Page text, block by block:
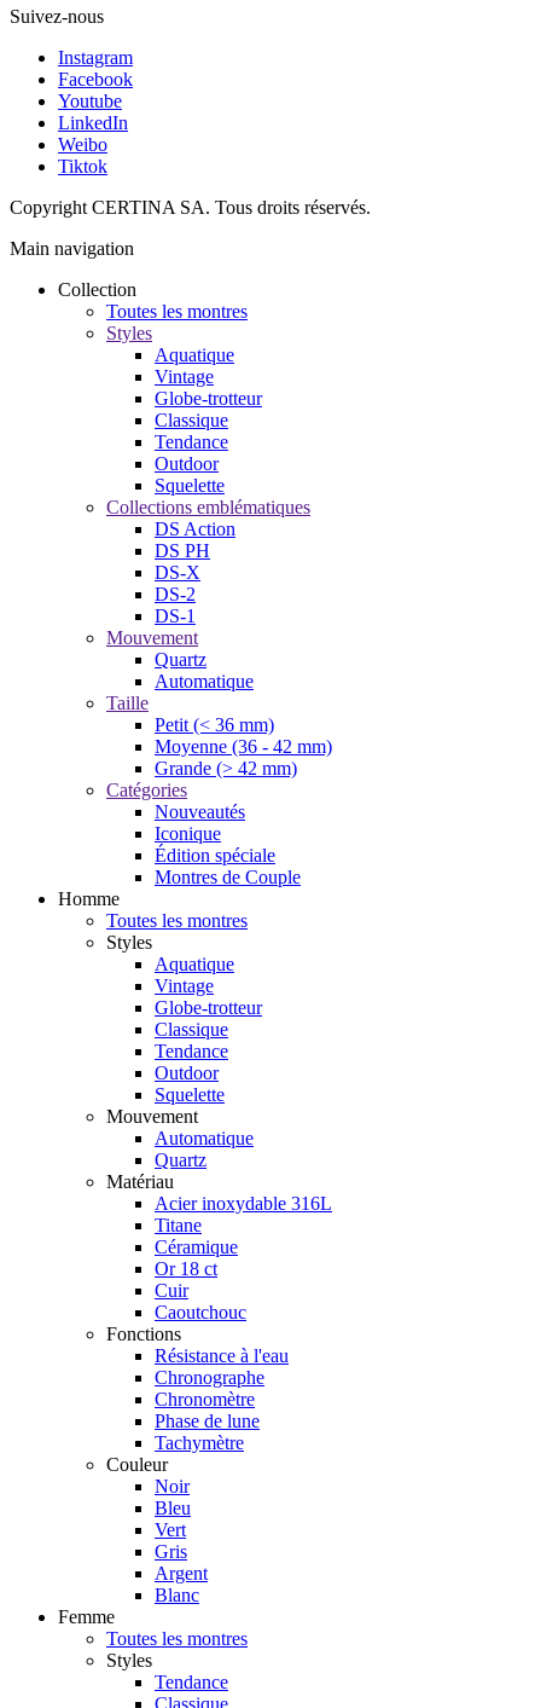
Suivez-nous
Instagram
Facebook
Youtube
LinkedIn
Weibo
Tiktok
Copyright CERTINA SA. Tous droits réservés.
Main navigation
Collection
Toutes les montres
Styles
Aquatique
Vintage
Globe-trotteur
Classique
Tendance
Outdoor
Squelette
Collections emblématiques
DS Action
DS PH
DS-X
DS-2
DS-1
Mouvement
Quartz
Automatique
Taille
Petit (< 36 mm)
Moyenne (36 - 42 mm)
Grande (> 42 mm)
Catégories
Nouveautés
Iconique
Édition spéciale
Montres de Couple
Homme
Toutes les montres
Styles
Aquatique
Vintage
Globe-trotteur
Classique
Tendance
Outdoor
Squelette
Mouvement
Automatique
Quartz
Matériau
Acier inoxydable 316L
Titane
Céramique
Or 18 ct
Cuir
Caoutchouc
Fonctions
Résistance à l'eau
Chronographe
Chronomètre
Phase de lune
Tachymètre
Couleur
Noir
Bleu
Vert
Gris
Argent
Blanc
Femme
Toutes les montres
Styles
Tendance
Classique